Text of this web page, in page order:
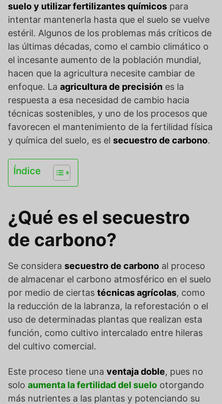
suelo y utilizar fertilizantes químicos para
intentar mantenerla hasta que el suelo se vuelve
estéril. Algunos de los problemas más críticos de
las últimas décadas, como el cambio climático o
el incesante aumento de la población mundial,
hacen que la agricultura necesite cambiar de
enfoque. La agricultura de precisión es la
respuesta a esa necesidad de cambio hacia
técnicas sostenibles, y uno de los procesos que
favorecen el mantenimiento de la fertilidad física
y química del suelo, es el secuestro de carbono.
Índice
¿Qué es el secuestro
de carbono?
Se considera secuestro de carbono al proceso
de almacenar el carbono atmosférico en el suelo
por medio de ciertas técnicas agrícolas, como
la reducción de la labranza, la reforestación o el
uso de determinadas plantas que realizan esta
función, como cultivo intercalado entre hileras
del cultivo comercial.
Este proceso tiene una ventaja doble, pues no
solo aumenta la fertilidad del suelo otorgando
más nutrientes a las plantas y potenciando su